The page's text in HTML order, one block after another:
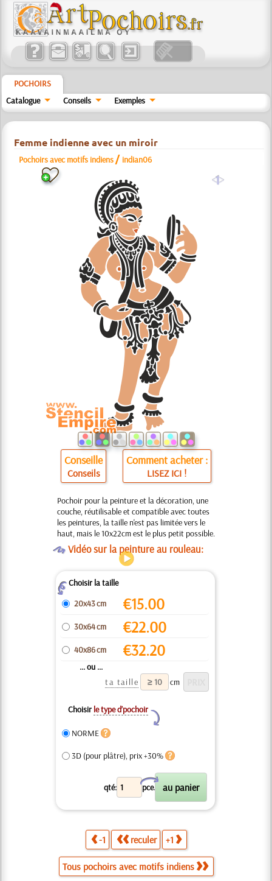
POCHOIRS
Catalogue
Conseils Exemples
Femme indienne avec un miroir
Pochoirs avec motifs indiens / indian06
a
Conseille
Conseils
Comment acheter :
LISEZ ICI !
Pochoir pour la peinture et la décoration, une
couche, réutilisable et compatible avec toutes
les peintures, la taille n'est pas limitée vers le
haut, mais le 10x22cm est le plus petit possible.
OVidéo sur la peinture au rouleau:
ZChoisir la taille
20x43 cm
€15.00
30x64 cm €22.00
40x86 cm €32.20
... ou ...
ta taille
cm
Choisir le type d’pochoir
Y
NORME
3D (pour plâtre), prix +30%
qté: pce.
X
-1 reculer +1
Tous pochoirs avec motifs indiens